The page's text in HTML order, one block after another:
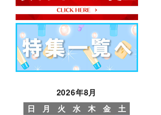
2026年8月
日
月 火 水 木 金
土